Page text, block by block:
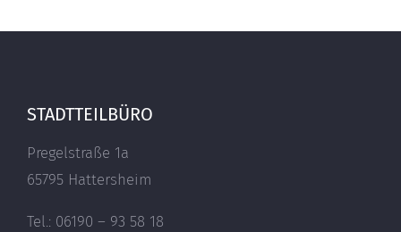
STADTTEILBÜRO
Pregelstraße 1a
65795 Hattersheim
Tel.: 06190 – 93 58 18